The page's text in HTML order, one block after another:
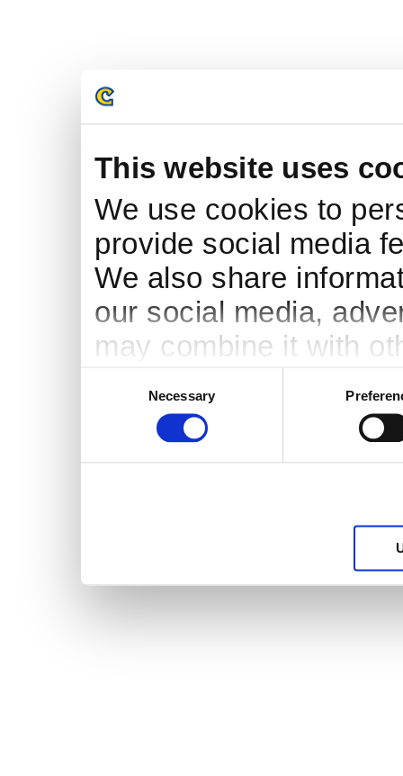
This website uses
We use cookies to
provide social media
We also share
our social media,
may combine it with
services.
Necessary